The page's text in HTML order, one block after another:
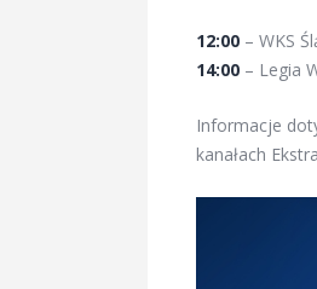
12:00 – WKS
14:00 – Legia
Informacje
kanałach